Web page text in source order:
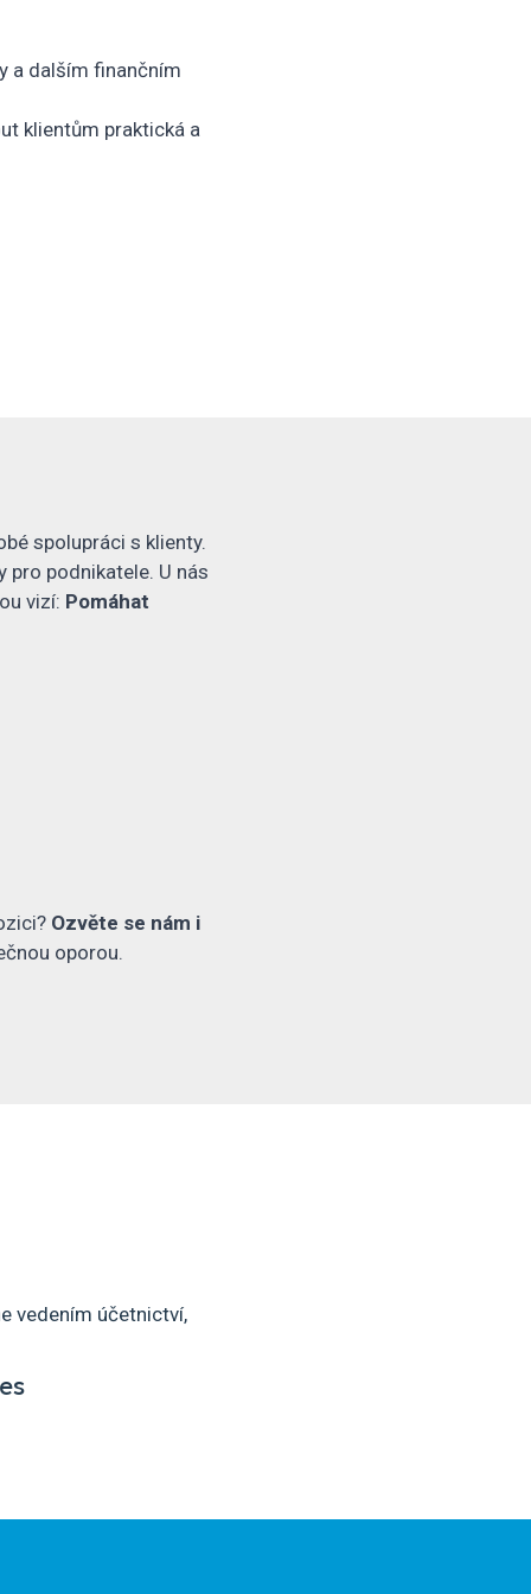
a dalším finančním
klientům praktická a
spolupráci s klienty.
pro podnikatele. U nás
vizí: Pomáhat
Ozvěte se nám i
oporou.
vedením účetnictví,